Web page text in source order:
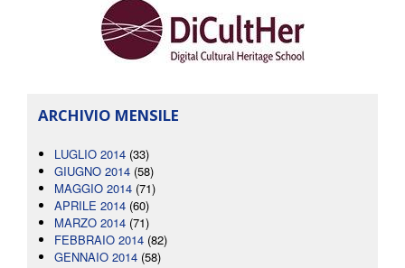
ARCHIVIO MENSILE
LUGLIO 2014 (33)
GIUGNO 2014 (58)
MAGGIO 2014 (71)
APRILE 2014 (60)
MARZO 2014 (71)
FEBBRAIO 2014 (82)
GENNAIO 2014 (58)